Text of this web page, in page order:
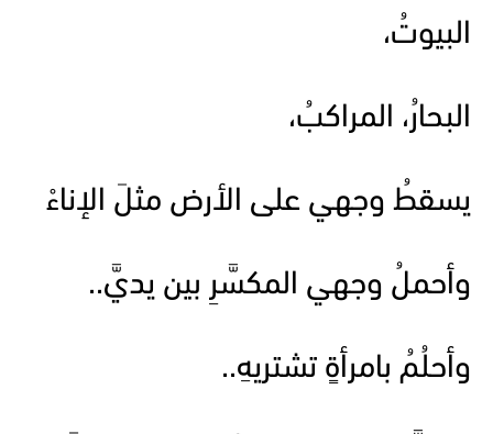
البيوتُ،
البحارُ، المراكبُ،
يسقطُ وجهي على الأرض مثلَ الإناءْ
وأحملُ وجهي المكسَّرِ بين يديَّ..
وأحلُمُ بامرأةٍ تشتريهِ..